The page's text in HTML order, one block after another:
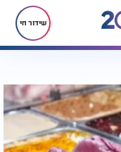
שידור חי